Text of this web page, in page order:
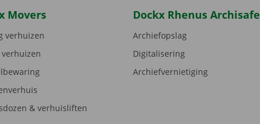
Movers
verhuizen
& verhuisliften
Dockx Rhenus Archisafe
Archiefopslag
Digitalisering
Archiefvernietiging